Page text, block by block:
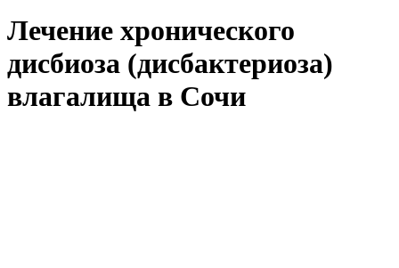
Лечение хронического
дисбиоза (дисбактериоза)
влагалища в Сочи